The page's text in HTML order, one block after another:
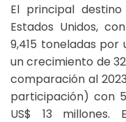
El principal
Estados Unidos,
9,415 toneladas por
un crecimiento de
comparación al
participación) con
US$ 13 millones.